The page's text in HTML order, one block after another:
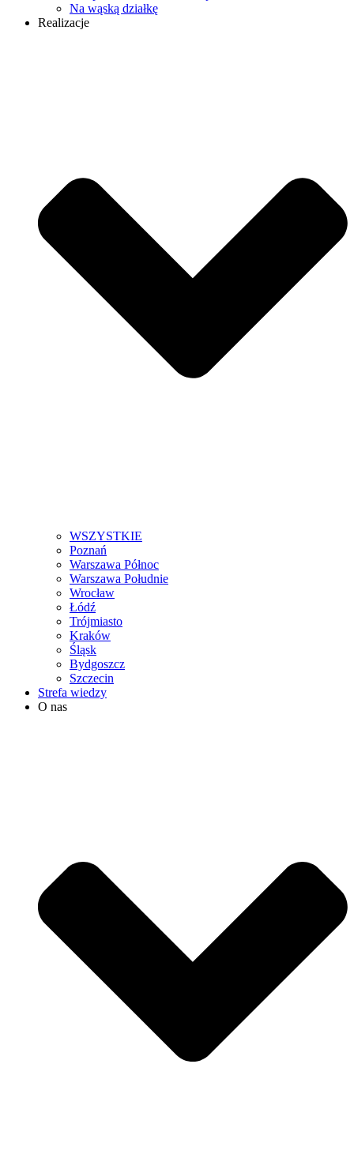
Na wąską działkę
Realizacje
WSZYSTKIE
Poznań
Warszawa Północ
Warszawa Południe
Wrocław
Łódź
Trójmiasto
Kraków
Śląsk
Bydgoszcz
Szczecin
Strefa wiedzy
O nas